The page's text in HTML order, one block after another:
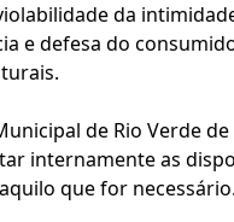
da
e defesa do
de Rio Verde
internamente as
que for necessário.